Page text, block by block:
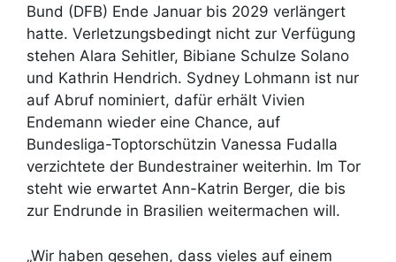
Bund (DFB) Ende Januar bis 2029 verlängert
hatte. Verletzungsbedingt nicht zur Verfügung
stehen Alara Sehitler, Bibiane Schulze Solano
und Kathrin Hendrich. Sydney Lohmann ist nur
auf Abruf nominiert, dafür erhält Vivien
Endemann wieder eine Chance, auf
Bundesliga-Toptorschützin Vanessa Fudalla
verzichtete der Bundestrainer weiterhin. Im Tor
steht wie erwartet Ann-Katrin Berger, die bis
zur Endrunde in Brasilien weitermachen will.
„Wir haben gesehen, dass vieles auf einem